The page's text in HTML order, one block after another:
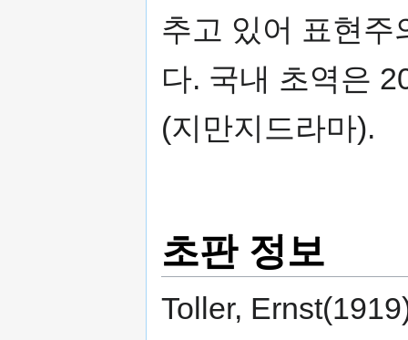
추고 있어 표현주
다. 국내 초역은
(지만지드라마).
초판 정보
Toller,